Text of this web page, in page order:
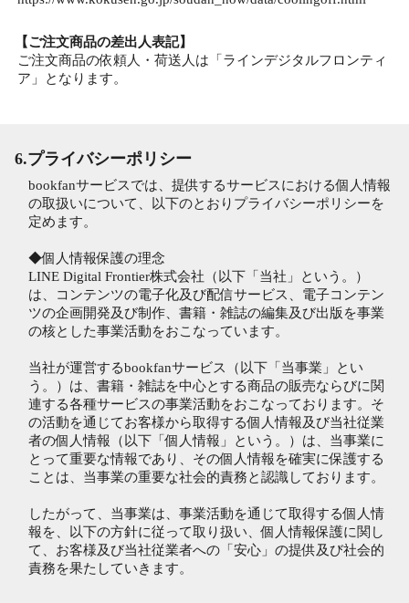
【ご注文商品の差出人表記】
ご注文商品の依頼人・荷送人は「ラインデジタルフロンティ
ア」となります。
6.プライバシーポリシー
bookfanサービスでは、提供するサービスにおける個人情報
の取扱いについて、以下のとおりプライバシーポリシーを
定めます。
◆個人情報保護の理念
LINE Digital Frontier株式会社（以下「当社」という。）
は、コンテンツの電子化及び配信サービス、電子コンテン
ツの企画開発及び制作、書籍・雑誌の編集及び出版を事業
の核とした事業活動をおこなっています。
当社が運営するbookfanサービス（以下「当事業」とい
う。）は、書籍・雑誌を中心とする商品の販売ならびに関
連する各種サービスの事業活動をおこなっております。そ
の活動を通じてお客様から取得する個人情報及び当社従業
者の個人情報（以下「個人情報」という。）は、当事業に
とって重要な情報であり、その個人情報を確実に保護する
ことは、当事業の重要な社会的責務と認識しております。
したがって、当事業は、事業活動を通じて取得する個人情
報を、以下の方針に従って取り扱い、個人情報保護に関し
て、お客様及び当社従業者への「安心」の提供及び社会的
責務を果たしていきます。